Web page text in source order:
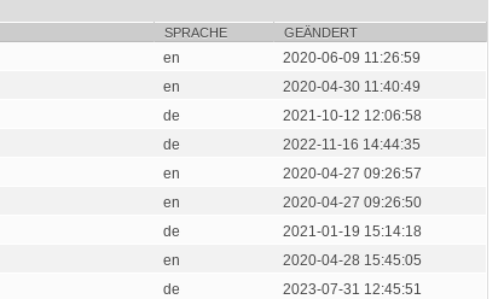
SPRACHE GEÄNDERT
en
2020-06-09 11:26:59
en
2020-04-30 11:40:49
de
2021-10-12 12:06:58
de
2022-11-16 14:44:35
en
2020-04-27 09:26:57
en
2020-04-27 09:26:50
de
2021-01-19 15:14:18
en
2020-04-28 15:45:05
de 2023-07-31 12:45:51